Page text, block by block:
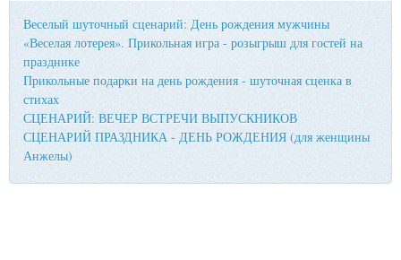
Веселый шуточный сценарий: День рождения мужчины
«Веселая лотерея». Прикольная игра - розыгрыш для гостей на
празднике
Прикольные подарки на день рождения - шуточная сценка в
стихах
СЦЕНАРИЙ: ВЕЧЕР ВСТРЕЧИ ВЫПУСКНИКОВ
СЦЕНАРИЙ ПРАЗДНИКА - ДЕНЬ РОЖДЕНИЯ (для женщины
Анжелы)